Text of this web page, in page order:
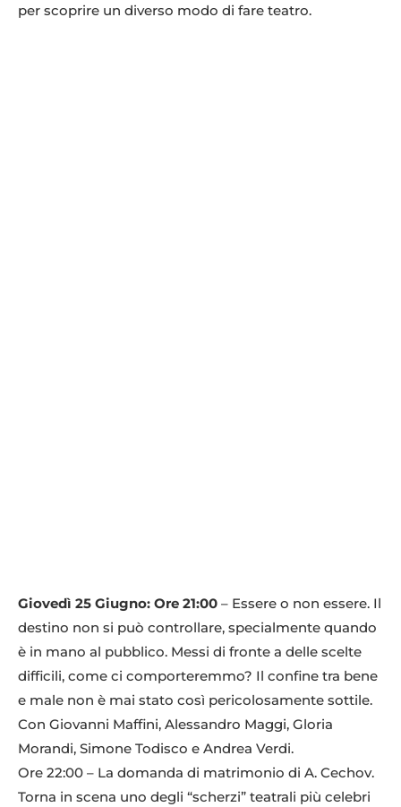
per scoprire un diverso modo di fare teatro.
Giovedì 25 Giugno: Ore 21:00 – Essere o non essere. Il
destino non si può controllare, specialmente quando
è in mano al pubblico. Messi di fronte a delle scelte
difficili, come ci comporteremmo? Il confine tra bene
e male non è mai stato così pericolosamente sottile.
Con Giovanni Maffini, Alessandro Maggi, Gloria
Morandi, Simone Todisco e Andrea Verdi.
Ore 22:00 – La domanda di matrimonio di A. Cechov.
Torna in scena uno degli “scherzi” teatrali più celebri